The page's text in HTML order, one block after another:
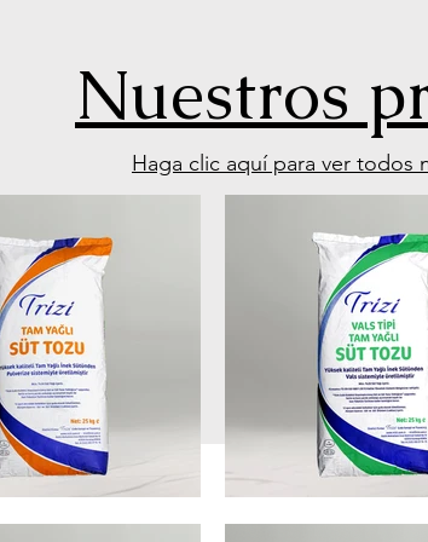
Nuestros
Haga clic aquí para ver todos